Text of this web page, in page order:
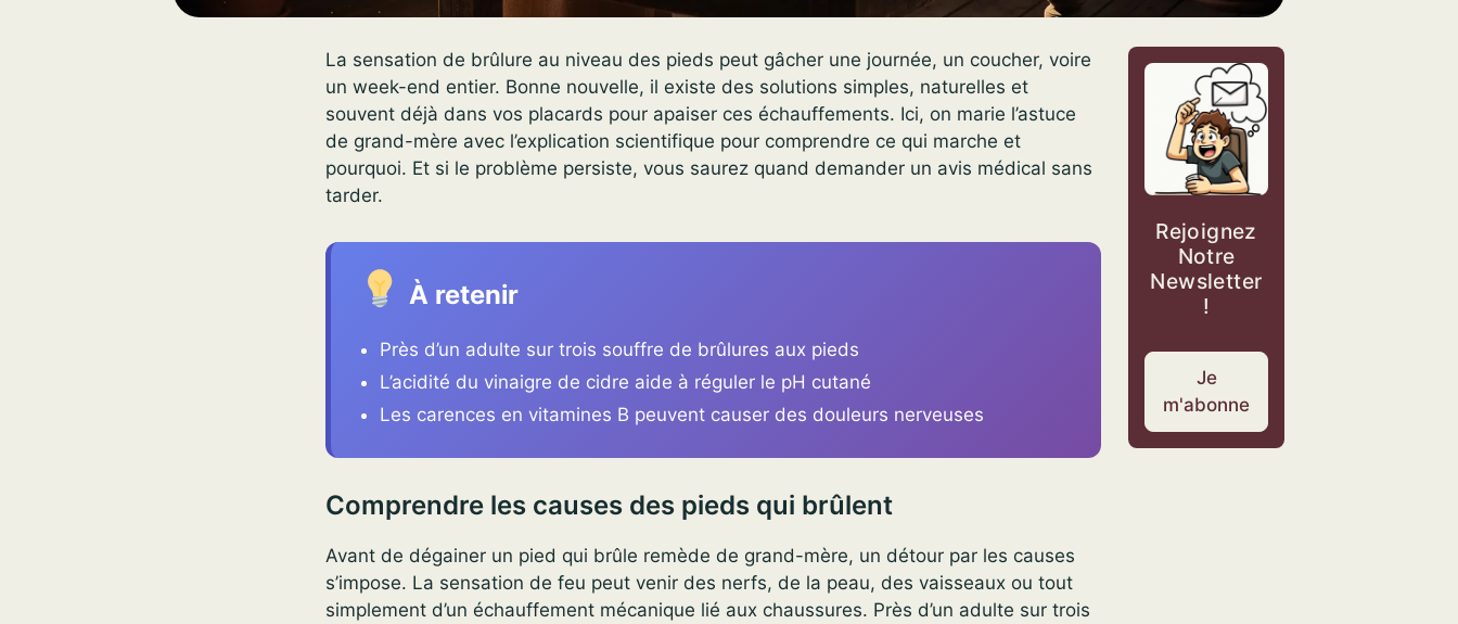
La sensation de brûlure au niveau des pieds peut gâcher une journée, un coucher, voire
un week-end entier. Bonne nouvelle, il existe des solutions simples, naturelles et
souvent déjà dans vos placards pour apaiser ces échauffements. Ici, on marie l’astuce
de grand-mère avec l’explication scientifique pour comprendre ce qui marche et
pourquoi. Et si le problème persiste, vous saurez quand demander un avis médical sans
tarder.
À retenir
Près d’un adulte sur trois souffre de brûlures aux pieds
L’acidité du vinaigre de cidre aide à réguler le pH cutané
Les carences en vitamines B peuvent causer des douleurs nerveuses
Comprendre les causes des pieds qui brûlent
Avant de dégainer un pied qui brûle remède de grand-mère, un détour par les causes
s’impose. La sensation de feu peut venir des nerfs, de la peau, des vaisseaux ou tout
simplement d’un échauffement mécanique lié aux chaussures. Près d’un adulte sur trois
Rejoignez
Notre
Newsletter
!
Je
m'abonne